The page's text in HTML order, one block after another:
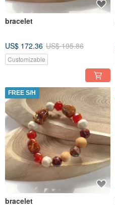
bracelet
US$ 172.36 US$ 195.86
Customizable
FREE S/H
bracelet